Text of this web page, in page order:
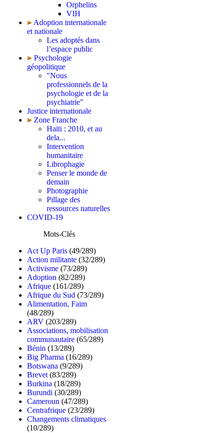
Orphelins
VIH
Adoption internationale
et nationale
Les adoptés dans
l’espace public
Psychologie
géopolitique
"Nous
professionnels de la
psychologie et de la
psychiatrie"
Justice internationale
Zone Franche
Haïti : 2010, et au
dela...
Intervention
humanitaire
Librophagie
Penser le monde de
demain
Photographie
Pillage des
ressources naturelles
COVID-19
Mots-Clés
Act Up Paris (49/289)
Action militante (32/289)
Activisme (73/289)
Adoption (82/289)
Afrique (161/289)
Afrique du Sud (73/289)
Alimentation, Faim
(48/289)
ARV (203/289)
Associations, mobilisation
communautaire (65/289)
Bénin (13/289)
Big Pharma (16/289)
Botswana (9/289)
Brevet (83/289)
Burkina (18/289)
Burundi (30/289)
Cameroun (47/289)
Centrafrique (23/289)
Changements climatiques
(10/289)